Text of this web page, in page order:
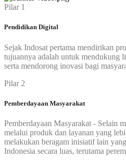
Pilar 1
Pendidikan Digital
Sejak Indosat pertama mendirikan
tujuannya adalah untuk mendukung
serta mendorong inovasi bagi
Pilar 2
Pemberdayaan Masyarakat
Pemberdayaan Masyarakat - Selain
melalui produk dan layanan yang
melakukan beragam inisiatif lain
Indonesia secara luas, terutama